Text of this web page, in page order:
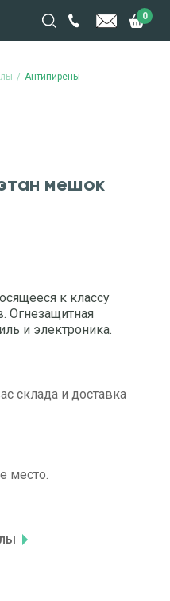
0
Антипирены
мешок
к классу
Огнезащитная
и электроника.
склада и доставка
место.